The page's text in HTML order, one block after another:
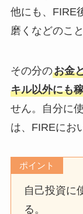
他にも、FIRE
磨くなどのこ
その分のお金
キル以外にも
せん。自分に
は、FIREにお
ポイント
自己投資に
る。